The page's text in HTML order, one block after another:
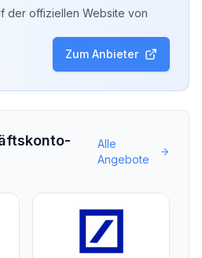
der offiziellen Website von
Zum Anbieter
Alle
Angebote